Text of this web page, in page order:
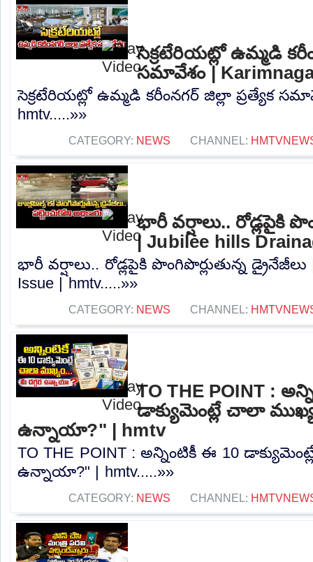
సెక్రటేరియట్లో ఉమ్మడి
సమావేశం |
సెక్రటేరియట్లో ఉమ్మడి కరీంనగర్ జిల్లా ప్రత్యేక
hmtv.....»»
CATEGORY: NEWS CHANNEL:
భారీ వర్షాలు.. రోడ్లపైకి
| Jubilee hills
భారీ వర్షాలు.. రోడ్లపైకి పొంగిపొర్లుతున్న డ్రైనేజీలు
Issue | hmtv.....»»
CATEGORY: NEWS CHANNEL:
TO THE POINT :
డాక్యుమెంట్లే చాలా
ఉన్నాయా?" | hmtv
TO THE POINT : అన్నింటికీ ఈ 10
ఉన్నాయా?" | hmtv.....»»
CATEGORY: NEWS CHANNEL: